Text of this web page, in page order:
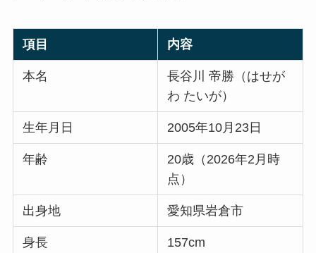
項目 内容
本名
長谷川 帝勝（はせが
わ たいが）
生年月日 2005年10月23日
年齢
20歳（2026年2月時
点）
出身地 愛知県岩倉市
身長 157cm